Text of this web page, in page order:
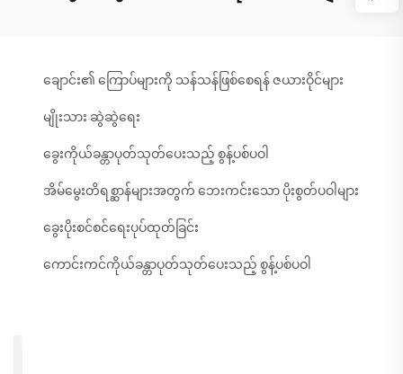
ချောင်း၏ ကြောပ်များကို သန်သန်ဖြစ်စေရန် ဇယားဝိုင်များ
မျိုးသား ဆွဲဆွဲရေး
ခွေးကိုယ်ခန္တာပုတ်သုတ်ပေးသည့် စွန့်ပစ်ပဝါ
အိမ်မွေးတိရစ္ဆာန်များအတွက် ဘေးကင်းသော ပိုးစွတ်ပဝါများ
ခွေးပိုးစင်စင်ရေးပုပ်ထုတ်ခြင်း
ကောင်းကင်ကိုယ်ခန္တာပုတ်သုတ်ပေးသည့် စွန့်ပစ်ပဝါ